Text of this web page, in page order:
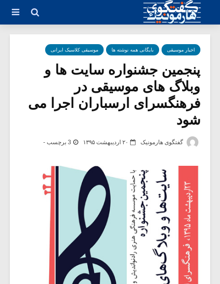
اخبار موسیقی بایگانی همه نوشته ها موسیقی کلاسیک ایرانی
پنجمین جشنواره سایت ها و
وبلاگ های موسیقی در
فرهنگسرای ارسباران اجرا می
شود
گفتگوی هارمونیک ۲۰ اردیبهشت ۱۳۹۵ 3 برچسب -